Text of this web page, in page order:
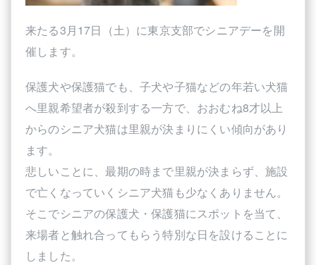
来たる3月17日（土）に東京支部でシニアデーを開
催します。
保護犬や保護猫でも、子犬や子猫などの年若い犬猫
へ里親希望者が殺到する一方で、おおむね8才以上
からのシニア犬猫は里親が決まりにくい傾向があり
ます。
悲しいことに、最期の時まで里親が決まらず、施設
で亡くなっていくシニア犬猫も少なくありません。
そこでシニアの保護犬・保護猫にスポットを当て、
来場者と触れ合ってもらう特別な日を設けることに
しました。